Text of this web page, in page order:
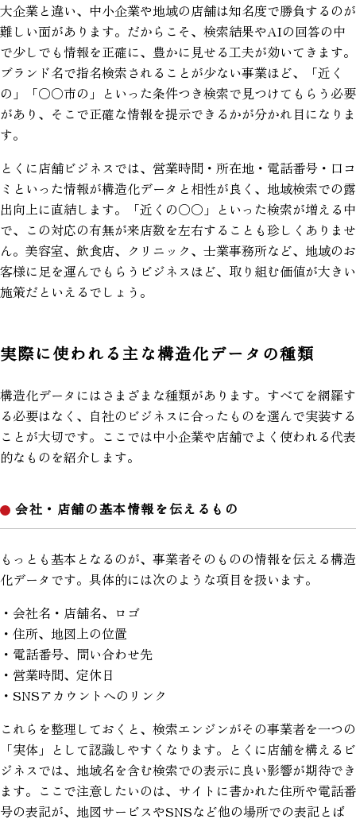
大企業と違い、中小企業や地域の店舗は知名度で勝負するのが
難しい面があります。だからこそ、検索結果やAIの回答の中
で少しでも情報を正確に、豊かに見せる工夫が効いてきます。
ブランド名で指名検索されることが少ない事業ほど、「近く
の」「〇〇市の」といった条件つき検索で見つけてもらう必要
があり、そこで正確な情報を提示できるかが分かれ目になりま
す。
とくに店舗ビジネスでは、営業時間・所在地・電話番号・口コ
ミといった情報が構造化データと相性が良く、地域検索での露
出向上に直結します。「近くの〇〇」といった検索が増える中
で、この対応の有無が来店数を左右することも珍しくありませ
ん。美容室、飲食店、クリニック、士業事務所など、地域のお
客様に足を運んでもらうビジネスほど、取り組む価値が大きい
施策だといえるでしょう。
実際に使われる主な構造化データの種類
構造化データにはさまざまな種類があります。すべてを網羅す
る必要はなく、自社のビジネスに合ったものを選んで実装する
ことが大切です。ここでは中小企業や店舗でよく使われる代表
的なものを紹介します。
会社・店舗の基本情報を伝えるもの
もっとも基本となるのが、事業者そのものの情報を伝える構造
化データです。具体的には次のような項目を扱います。
・会社名・店舗名、ロゴ
・住所、地図上の位置
・電話番号、問い合わせ先
・営業時間、定休日
・SNSアカウントへのリンク
これらを整理しておくと、検索エンジンがその事業者を一つの
「実体」として認識しやすくなります。とくに店舗を構えるビ
ジネスでは、地域名を含む検索での表示に良い影響が期待でき
ます。ここで注意したいのは、サイトに書かれた住所や電話番
号の表記が、地図サービスやSNSなど他の場所での表記とば